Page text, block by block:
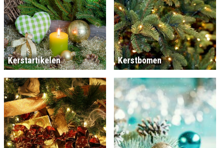
Kerstartikelen Kerstbomen